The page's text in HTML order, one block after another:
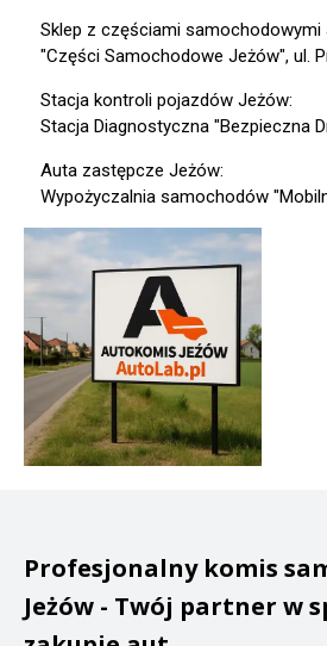
Sklep z częściami samochodowymi
"Części Samochodowe Jeżów", ul.
Stacja kontroli pojazdów Jeżów:
Stacja Diagnostyczna "Bezpieczna
Auta zastępcze Jeżów:
Wypożyczalnia samochodów
Profesjonalny komis
Jeżów - Twój partner w